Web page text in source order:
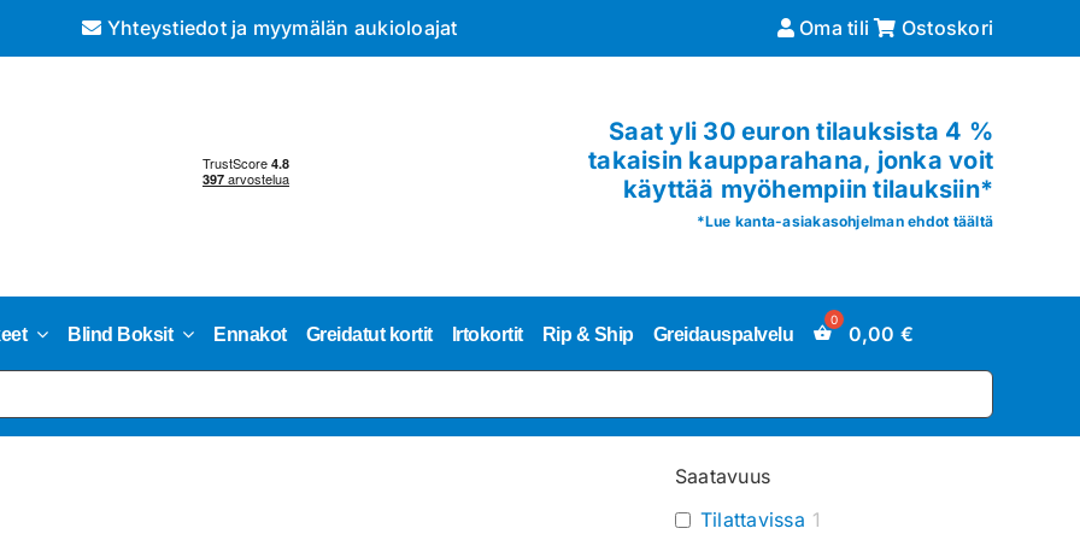
Yhteystiedot ja myymälän aukioloajat Oma tili Ostoskori
Saat yli 30 euron tilauksista 4 %
takaisin kaupparahana, jonka voit
käyttää myöhempiin tilauksiin*
*Lue kanta-asiakasohjelman ehdot täältä
Blind Boksit Ennakot Greidatut kortit Irtokortit Rip & Ship Greidauspalvelu 0,00 €
Saatavuus
Tilattavissa 1